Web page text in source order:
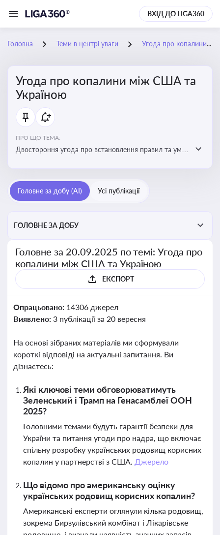
ВХІД ДО LIGA360
Головна Теми в центрі уваги Угода про копалини між США та Україною
Угода про копалини між США та
Україною
ПРО ЩО ТЕМА:
Двостороння угода про встановлення правил та умов
перспективи України
Головне за добу (AI) Усі публікації
ГОЛОВНЕ ЗА ДОБУ
Головне за 20.09.2025 по темі: Угода про
копалини між США та Україною
ЕКСПОРТ
Опрацьовано: 14306 джерел
Виявлено: 3 публікації за 20 вересня
На основі зібраних матеріалів ми сформували
короткі відповіді на актуальні запитання. Ви
дізнаєтесь:
Які ключові теми обговорюватимуть
Зеленський і Трамп на Генасамблеї ООН
2025?
Головними темами будуть гарантії безпеки для
України та питання угоди про надра, що включає
спільну розробку українських родовищ корисних
копалин у партнерстві з США. Джерело
Що відомо про американську оцінку
українських родовищ корисних копалин?
Американські експерти оглянули кілька родовищ,
зокрема Бирзулівський комбінат і Лікарівське